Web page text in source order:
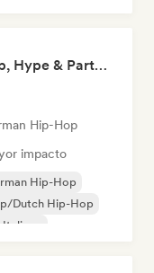
Hip Hop Hooray 💥 Trap, Hype & Party Rap Bangers
Hip-Hop
impacto
Hip-Hop
Dutch Hip-Hop